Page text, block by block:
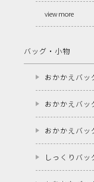
view more
バッグ・小物
おかかえバッ
おかかえバッ
おかかえバッ
しっくりバッ